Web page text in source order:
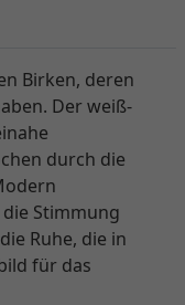
Birken, deren
Der weiß-
durch die
Stimmung
Ruhe, die in
für das